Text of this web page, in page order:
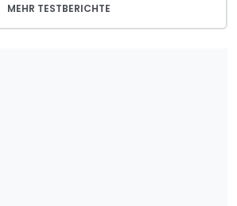
MEHR TESTBERICHTE